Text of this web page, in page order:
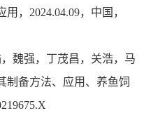
用 ， 2024.04.09， 中国，
魏强，丁茂昌，关浩，马
制备方法、应用、养鱼饲